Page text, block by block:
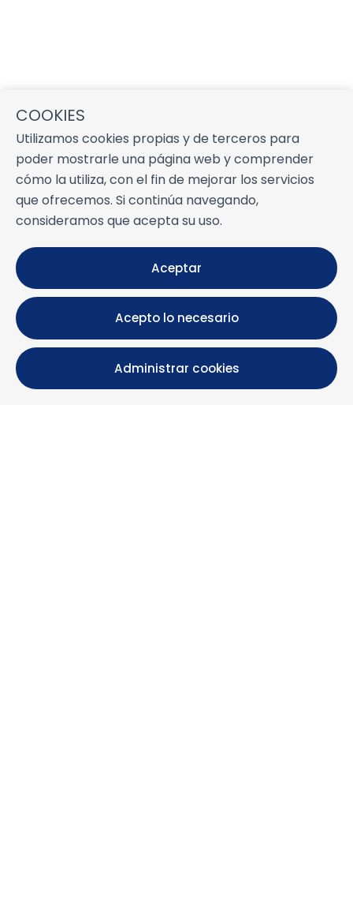
COOKIES
Utilizamos cookies propias y de terceros para
poder mostrarle una página web y comprender
cómo la utiliza, con el fin de mejorar los servicios
que ofrecemos. Si continúa navegando,
consideramos que acepta su uso.
Aceptar
Acepto lo necesario
Administrar cookies